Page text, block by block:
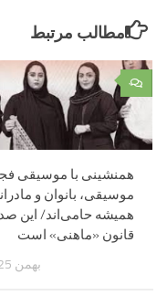
مطالب مرتبط
۰
موسیقی، بانوان و
همیشه حامی‌اند/ این
قانون «ماهنی» است
بهمن 25, 1402